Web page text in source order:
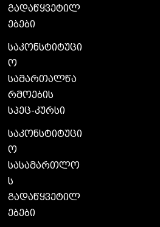
გადაწყვეტილ
ებები
საკონსტიტუცი
ო
სამართალწა
რმოების
სპეც-კურსი
საკონსტიტუცი
ო
სასამართლო
ს
გადაწყვეტილ
ებები